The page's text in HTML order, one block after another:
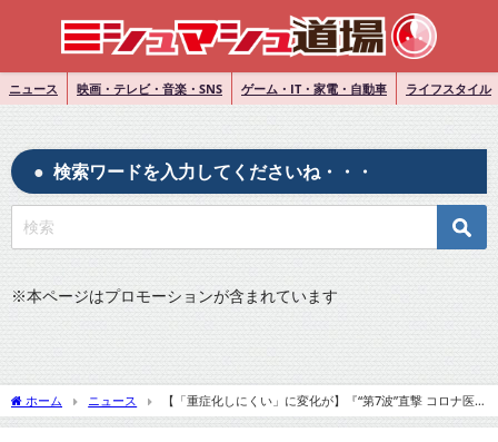
ニュース 映画・テレビ・音楽・SNS ゲーム・IT・家電・自動車 ライフスタイル
検索ワードを入力してくださいね・・・
※本ページはプロモーションが含まれています
ホーム ニュース
【「重症化しにくい」に変化が】『“第7波”直撃 コロナ医
療現場の切実な“声”を聞け 「5類よりも、まずは感染者数を抑えて」』についてTwitter